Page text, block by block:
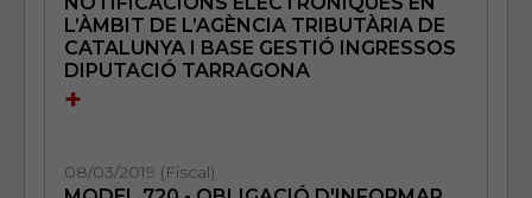
L’ÀMBIT DE L’AGÈNCIA TRIBUTÀRIA DE
CATALUNYA I BASE GESTIÓ INGRESSOS
DIPUTACIÓ TARRAGONA
+
08/03/2019 (Fiscal)